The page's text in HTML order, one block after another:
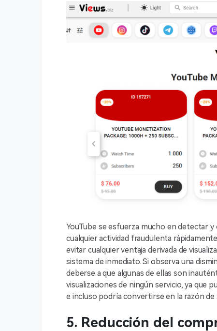
YouTube se esfuerza mucho en detectar
cualquier actividad fraudulenta
evitar cualquier ventaja derivada de
sistema de inmediato. Si observa una
deberse a que algunas de ellas son
visualizaciones de ningún servicio, ya que
e incluso podría convertirse en la razón
5. Reducción del